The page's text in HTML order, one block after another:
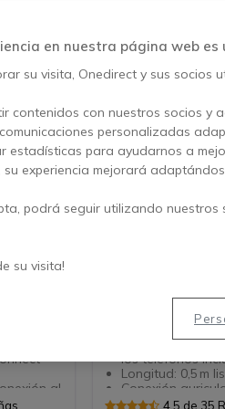
- RJ9
de
al
Compatible con
Compatible con
los teléfonos
Longitud: 0,5 m
Conexión
Toma "Quick
4.5 de 35
en nuestra página web es
su visita, Onedirect y sus socios
contenidos con nuestros socios y
personalizadas
estadísticas para ayudarnos a
su experiencia mejorará
podrá seguir utilizando nuestros
su visita!